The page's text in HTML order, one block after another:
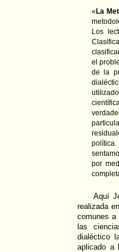
« La
Los
el
de la
por
Aquí
realizada
comunes
las
dialéctico
aplicado a